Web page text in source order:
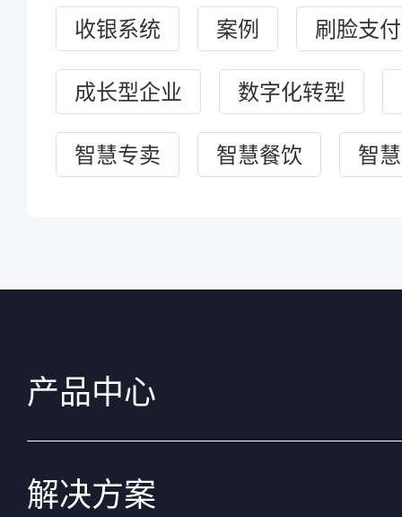
收银系统 案例 刷脸支付
成长型企业 数字化转型
智慧专卖 智慧餐饮 智
产品中心
解决方案